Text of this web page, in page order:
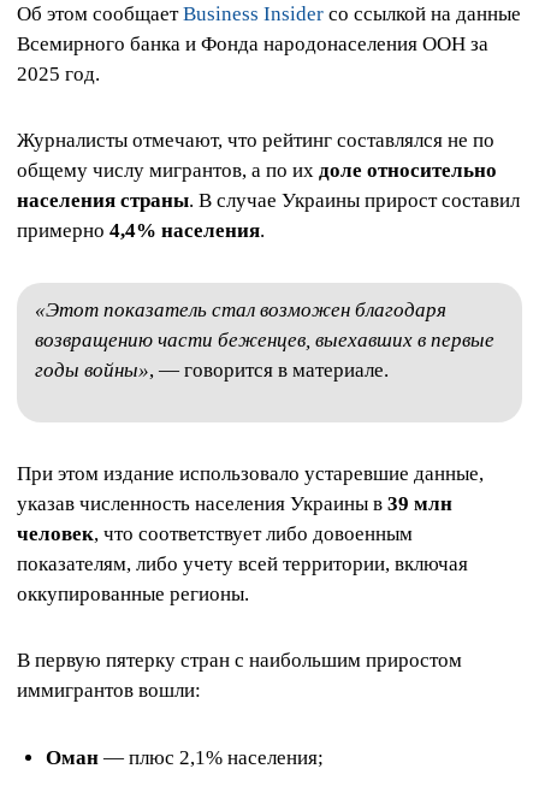
Об этом сообщаетBusiness Insider со ссылкой на данные
Всемирного банка и Фонда народонаселения ООН за
2025 год.
Журналисты отмечают, что рейтинг составлялся не по
общему числу мигрантов, а по их доле относительно
населения страны. В случае Украины прирост составил
примерно 4,4% населения.
«Этот показатель стал возможен благодаря
возвращению части беженцев, выехавших в первые
годы войны», — говорится в материале.
При этом издание использовало устаревшие данные,
указав численность населения Украины в 39 млн
человек, что соответствует либо довоенным
показателям, либо учету всей территории, включая
оккупированные регионы.
В первую пятерку стран с наибольшим приростом
иммигрантов вошли:
Оман — плюс 2,1% населения;